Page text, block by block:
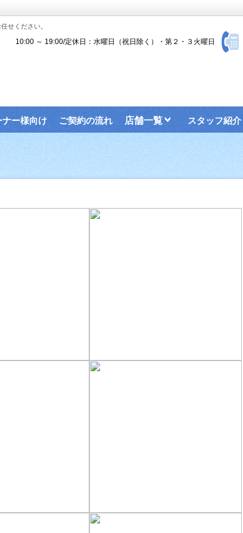
せください。
10:00 ～ 19:00/定休日：水曜日（祝日除く）・第２・３火曜日
ナー様向け ご契約の流れ 店舗一覧 スタッフ紹介